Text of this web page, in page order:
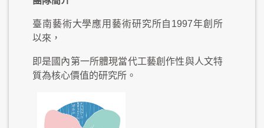
臺南藝術大學應用藝術研究所自1997年創所
以來，
即是國內第一所體現當代工藝創作性與人文特
質為核心價值的研究所。